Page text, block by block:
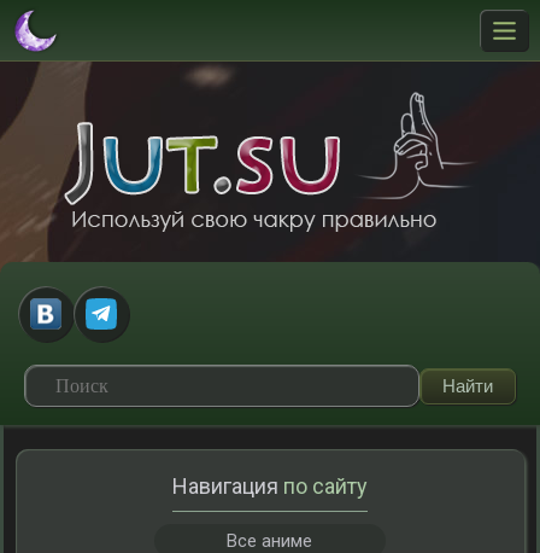
Навигация по сайту
Все аниме